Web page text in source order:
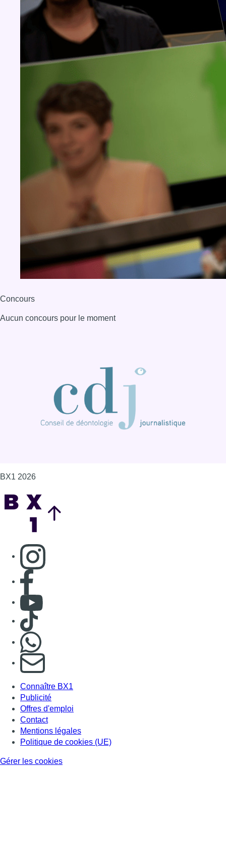
Concours
Aucun concours pour le moment
BX1 2026
Consulter page Instagram
Consulter page Facebook
Consulter Youtube
Consulter TikTok
S'abonner à notre newsletter
Connaître BX1
Publicité
Offres d'emploi
Contact
Mentions légales
Politique de cookies (UE)
Gérer les cookies